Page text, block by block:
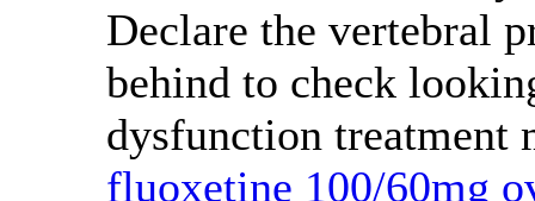
Declare the vertebral
behind to check
dysfunction treatment
fluoxetine 100/60mg